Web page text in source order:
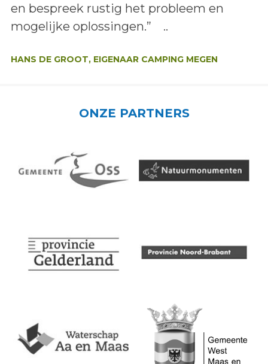
en bespreek rustig het probleem en
mogelijke oplossingen.” ..
HANS DE GROOT, EIGENAAR CAMPING MEGEN
ONZE PARTNERS